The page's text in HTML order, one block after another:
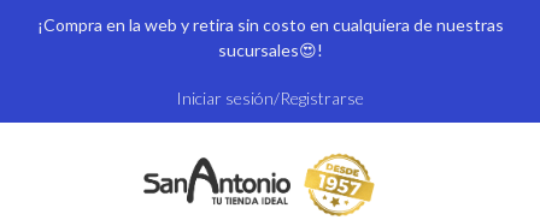
¡Compra en la web y retira sin costo en cualquiera de nuestras
sucursales😍!
Iniciar sesión/Registrarse